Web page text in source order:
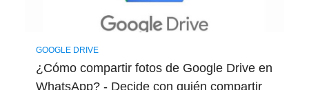
GOOGLE DRIVE
¿Cómo compartir fotos de Google Drive en
WhatsApp? - Decide con quién compartir